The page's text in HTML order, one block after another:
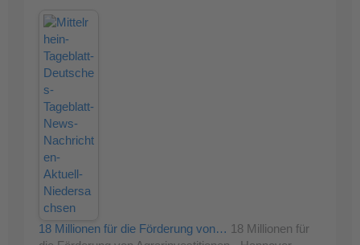
18 Millionen für die Förderung von… 18 Millionen für